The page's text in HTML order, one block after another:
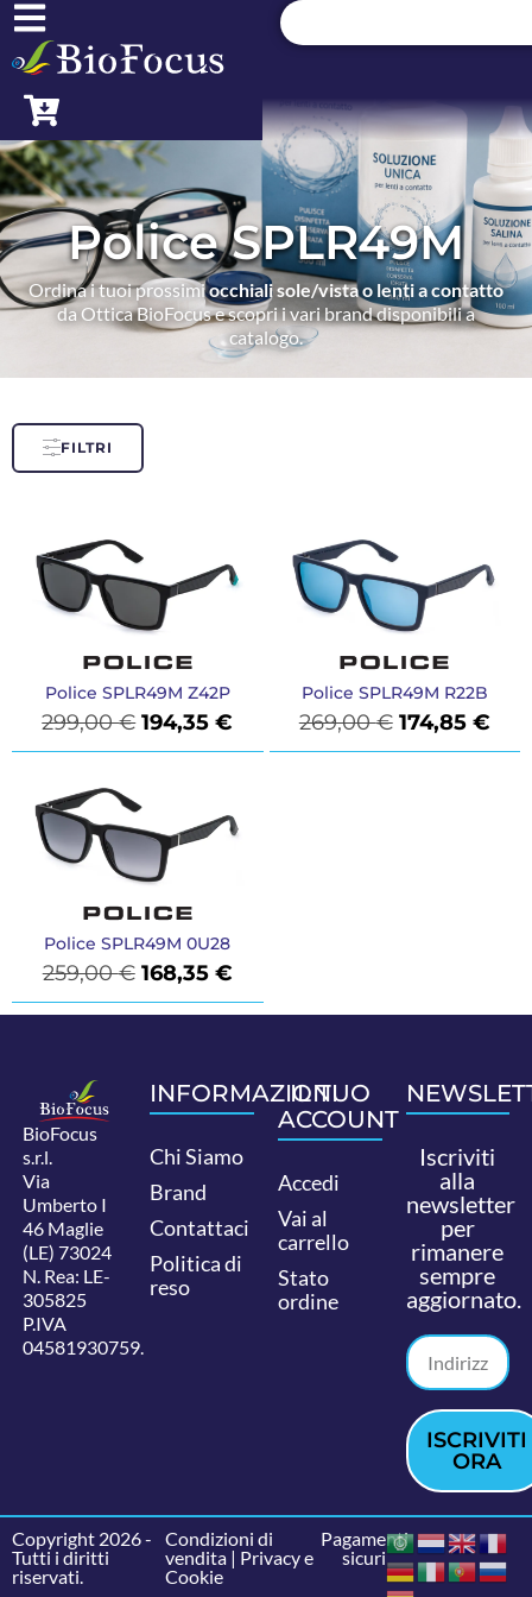
Police SPLR49M
Ordina i tuoi prossimiocchiali sole/vista o lenti a contatto
da Ottica BioFocus e scopri i vari brand disponibili a
catalogo.
FILTRI
Police SPLR49M Z42P
299,00€ 194,35€
Police SPLR49M R22B
269,00€ 174,85 €
Police SPLR49M 0U28
259,00€ 168,35 €
BioFocus
s.r.l.
Via
Umberto I
46 Maglie
(LE) 73024
N. Rea: LE-
305825
P.IVA
04581930759.
INFORMAZIONI
Chi Siamo
Brand
Contattaci
Politica di
reso
IL TUO
ACCOUNT
Accedi
Vai al
carrello
Stato
ordine
Iscriviti
alla
newsletter
per
rimanere
sempre
aggiornato.
ISCRIVITI
ORA
Copyright 2026 -
Tutti i diritti
riservati.
Condizioni di
vendita| Privacy e
Cookie
Pagamenti
sicuri